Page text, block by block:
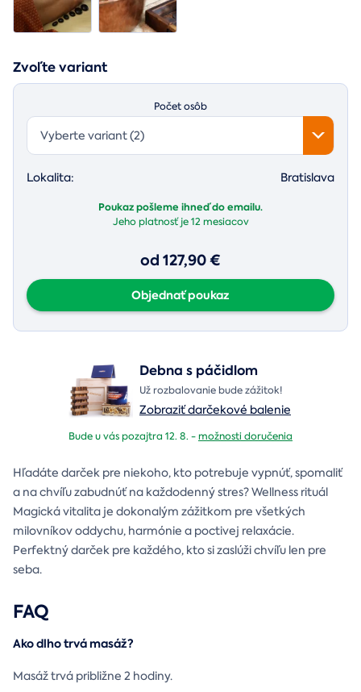
Zvoľte variant
Počet osôb
Vyberte variant (2)
Lokalita: Bratislava
Poukaz pošleme ihneď do emailu.
Jeho platnosť je12 mesiacov
od 127,90 €
Objednať poukaz
Debna s páčidlom
Už rozbalovanie bude zážitok!
Zobraziť darčekové balenie
Bude u vás pozajtra 12. 8. -možnosti doručenia
Hľadáte darček pre niekoho, kto potrebuje vypnúť, spomaliť
a na chvíľu zabudnúť na každodenný stres? Wellness rituál
Magická vitalita je dokonalým zážitkom pre všetkých
milovníkov oddychu, harmónie a poctivej relaxácie.
Perfektný darček pre každého, kto si zaslúži chvíľu len pre
seba.
FAQ
Ako dlho trvá masáž?
Masáž trvá približne 2 hodiny.